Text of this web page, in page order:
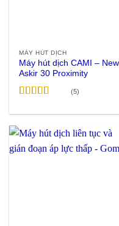
MÁY HÚT DỊCH
Máy hút dịch CAMI – New
Askir 30 Proximity
hạng4.45
(5)